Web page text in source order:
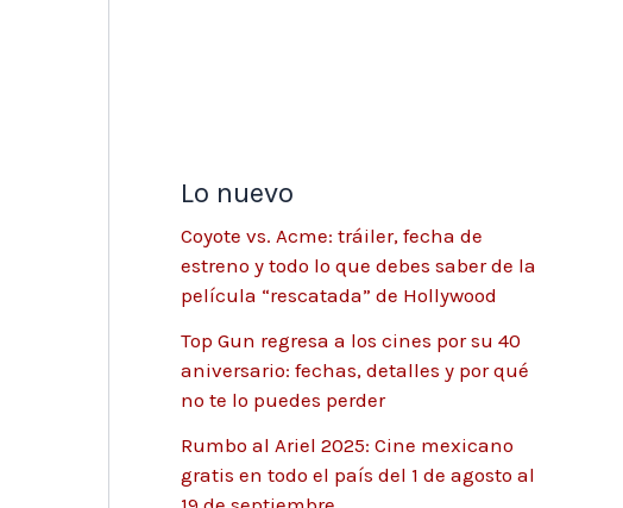
Lo nuevo
Coyote vs. Acme: tráiler, fecha de
estreno y todo lo que debes saber de la
película “rescatada” de Hollywood
Top Gun regresa a los cines por su 40
aniversario: fechas, detalles y por qué
no te lo puedes perder
Rumbo al Ariel 2025: Cine mexicano
gratis en todo el país del 1 de agosto al